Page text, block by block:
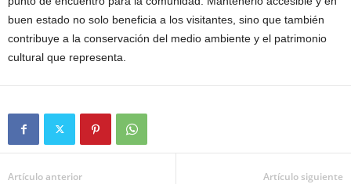
buen estado no solo beneficia a los visitantes, sino que también
contribuye a la conservación del medio ambiente y el patrimonio
cultural que representa.
Artículo anterior Artículo siguiente